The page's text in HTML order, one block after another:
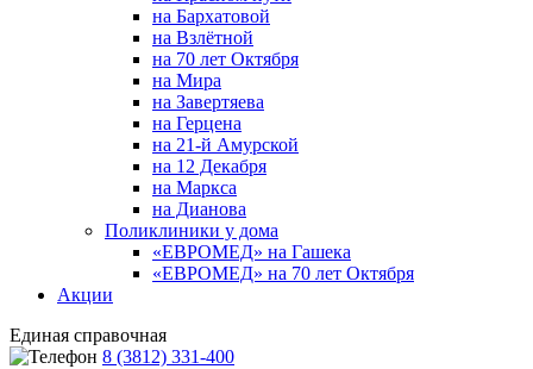
на Бархатовой
на Взлётной
на 70 лет Октября
на Мира
на Завертяева
на Герцена
на 21-й Амурской
на 12 Декабря
на Маркса
на Дианова
Поликлиники у дома
«ЕВРОМЕД» на Гашека
«ЕВРОМЕД» на 70 лет Октября
Акции
Единая справочная
8 (3812) 331-400